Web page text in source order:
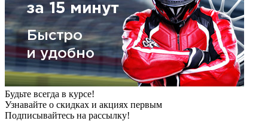
Будьте всегда в курсе!
Узнавайте о скидках и акциях первым
Подписывайтесь на рассылку!